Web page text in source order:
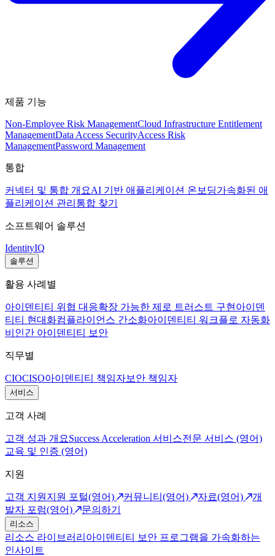
제품 기능
Non-Employee Risk ManagementCloud Infrastructure Entitlement
ManagementData Access SecurityAccess Risk
ManagementPassword Management
통합
커넥터 및 통합 개요AI 기반 애플리케이션 온보딩가속화된 애
플리케이션 관리 통합 찾기
소프트웨어 솔루션
IdentityIQ
솔루션
활용 사례별
아이덴티티 위협 대응확장 가능한 제로 트러스트 구현 아이덴
티티 현대화컴플라이언스 간소화아이덴티티 워크플로 자동화
비인간 아이덴티티 보안
직무별
CIOCISO아이덴티티 책임자보안 책임자
서비스
고객 사례
고객 성과 개요Success Acceleration 서비스전문 서비스 (영어)
교육 및 인증 (영어)
지원
고객 지원 지원 포털(영어) 커뮤니티(영어) 자료(영어)
개
발자 포럼(영어)
문의하기
리소스
리소스 라이브러리 아이덴티티 보안 프로그램을 가속화하는
인사이트